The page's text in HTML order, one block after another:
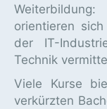
orientieren
der IT-
Technik
Viele Kurse
verkürzten